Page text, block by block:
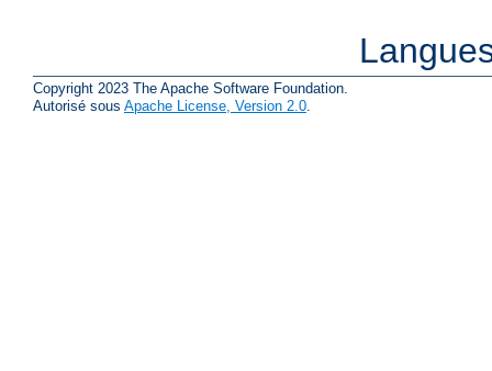
Copyright 2023 The Apache Software Foundation.
Autorisé sous Apache License, Version 2.0